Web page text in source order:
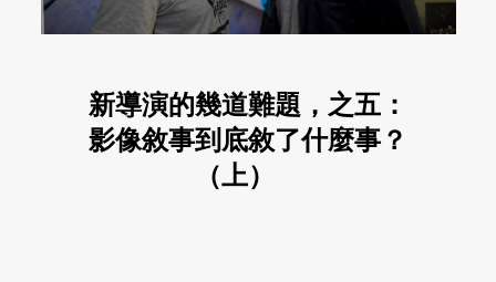
新導演的幾道難題，之五：
影像敘事到底敘了什麼事？
（上）